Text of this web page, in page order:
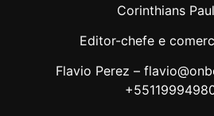
Corinthians
Editor-chefe e
Flavio Perez –